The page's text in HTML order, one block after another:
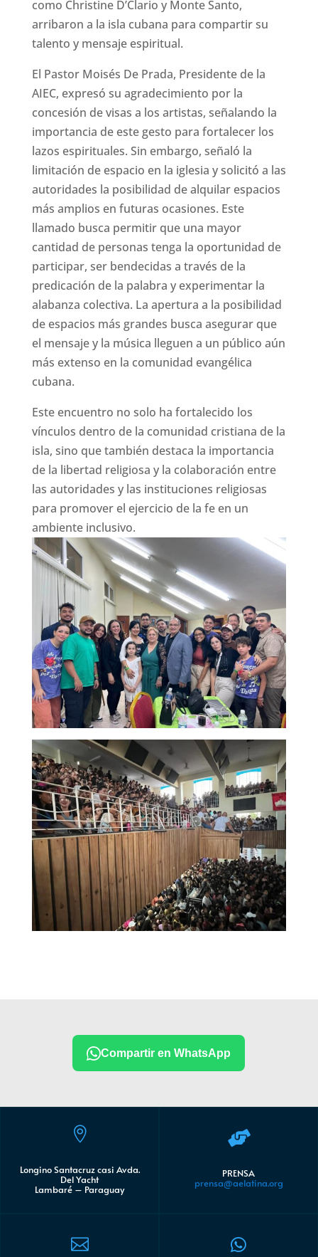
como Christine D’Clario y Monte Santo,
arribaron a la isla cubana para compartir su
talento y mensaje espiritual.
El Pastor Moisés De Prada, Presidente de la
AIEC, expresó su agradecimiento por la
concesión de visas a los artistas, señalando la
importancia de este gesto para fortalecer los
lazos espirituales. Sin embargo, señaló la
limitación de espacio en la iglesia y solicitó a las
autoridades la posibilidad de alquilar espacios
más amplios en futuras ocasiones. Este
llamado busca permitir que una mayor
cantidad de personas tenga la oportunidad de
participar, ser bendecidas a través de la
predicación de la palabra y experimentar la
alabanza colectiva. La apertura a la posibilidad
de espacios más grandes busca asegurar que
el mensaje y la música lleguen a un público aún
más extenso en la comunidad evangélica
cubana.
Este encuentro no solo ha fortalecido los
vínculos dentro de la comunidad cristiana de la
isla, sino que también destaca la importancia
de la libertad religiosa y la colaboración entre
las autoridades y las instituciones religiosas
para promover el ejercicio de la fe en un
ambiente inclusivo.
Compartir en WhatsApp

Longino Santacruz casi Avda.
Del Yacht
Lambaré – Paraguay


PRENSA
prensa@aelatina.org
